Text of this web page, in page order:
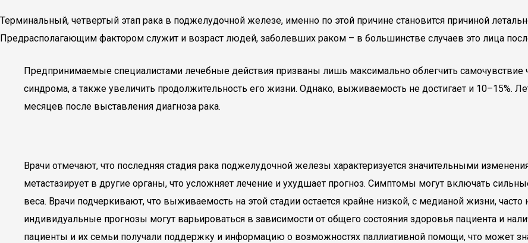
Терминальный, четвертый этап рака в поджелудочной железе, именно по этой причине становится причиной
Предрасполагающим фактором служит и возраст людей, заболевших раком – в большинстве случаев это лица
Предпринимаемые специалистами лечебные действия призваны лишь максимально облегчить
синдрома, а также увеличить продолжительность его жизни. Однако, выживаемость не достигает и 10–15%.
месяцев после выставления диагноза рака.
Врачи отмечают, что последняя стадия рака поджелудочной железы характеризуется значительными
метастазирует в другие органы, что усложняет лечение и ухудшает прогноз. Симптомы могут включать
веса. Врачи подчеркивают, что выживаемость на этой стадии остается крайне низкой, с медианой жизни,
индивидуальные прогнозы могут варьироваться в зависимости от общего состояния здоровья пациента и
пациенты и их семьи получали поддержку и информацию о возможностях паллиативной помощи, что может